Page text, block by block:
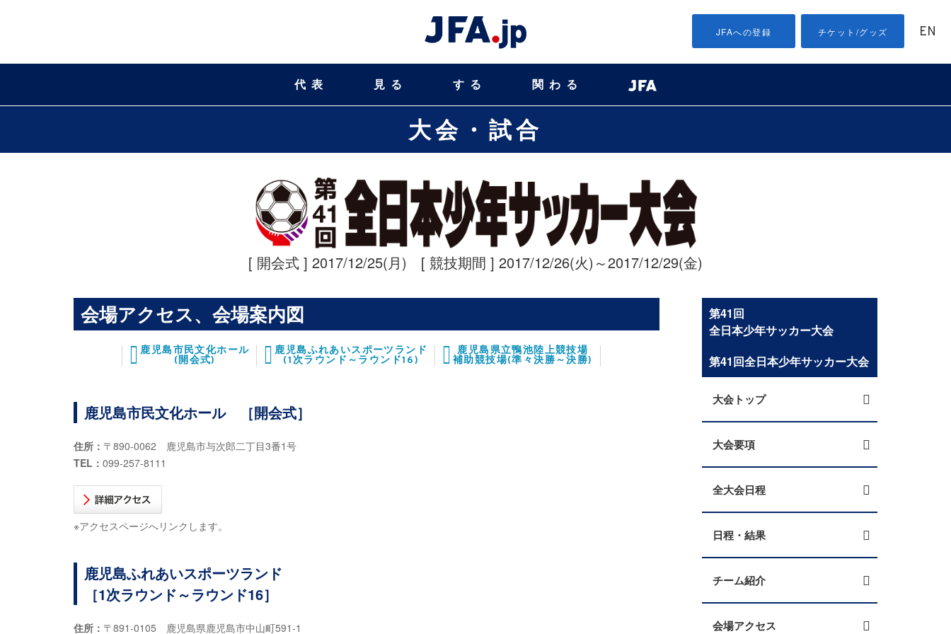
JFAへの登録 チケット/グッズ EN
代表 見る する 関わる
大会・試合
[ 開会式 ] 2017/12/25(月) [ 競技期間 ] 2017/12/26(火)～2017/12/29(金)
会場アクセス、会場案内図
鹿児島市民文化ホール
(開会式)
鹿児島ふれあいスポーツランド
(1次ラウンド～ラウンド16)
鹿児島県立鴨池陸上競技場
補助競技場(準々決勝～決勝)
鹿児島市民文化ホール ［開会式］
住所： 〒890-0062 鹿児島市与次郎二丁目3番1号
TEL： 099-257-8111
※アクセスページへリンクします。
鹿児島ふれあいスポーツランド
［1次ラウンド～ラウンド16］
住所： 〒891-0105 鹿児島県鹿児島市中山町591-1
第41回
全日本少年サッカー大会
第41回全日本少年サッカー大会
大会トップ
大会要項
全大会日程
日程・結果
チーム紹介
会場アクセス